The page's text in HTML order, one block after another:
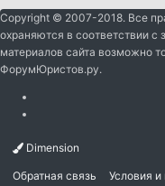
Copyright © 2007-2018. Все
охраняются в соответствии с
материалов сайта возможно
ФорумЮристов.ру.
Dimension
Обратная связь Условия и